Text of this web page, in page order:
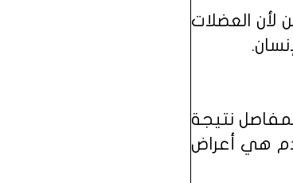
لأن العضلات
نتيجة
هي أعراض